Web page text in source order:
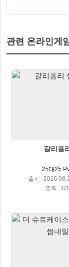
관련 온라인게
갈리폴
25대25
출시:
조회: